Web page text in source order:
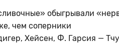
обыгрывали
чем соперники
Хейсен, Ф. Гарсия —